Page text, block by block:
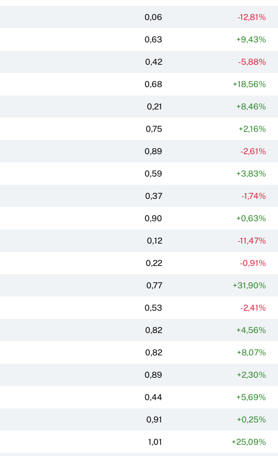
0,06 -12,81%
0,63 +9,43%
0,42 -5,88%
0,68 +18,56%
0,21 +8,46%
0,75 +2,16%
0,89 -2,61%
0,59 +3,83%
0,37 -1,74%
0,90 +0,63%
0,12 -11,47%
0,22 -0,91%
0,77 +31,90%
0,53 -2,41%
0,82 +4,56%
0,82 +8,07%
0,89 +2,30%
0,44 +5,69%
0,91 +0,25%
1,01 +25,09%